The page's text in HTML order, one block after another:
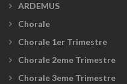
ARDEMUS
Chorale
Chorale 1er Trimestre
Chorale 2eme Trimestre
Chorale 3eme Trimestre